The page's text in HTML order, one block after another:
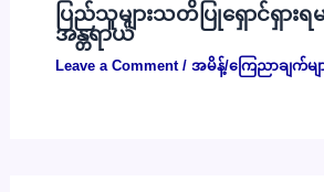
ပြည်သူများသတိပြုရှောင်ရှား
အန္တရာယ်
Leave a Comment / အမိန့်/ကြေညာချက်မျ